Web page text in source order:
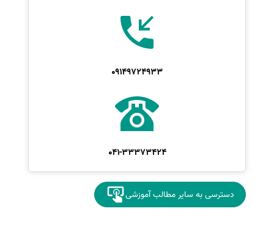
09149724933
041-33373424
دسترسی به سایر مطالب آموزشی